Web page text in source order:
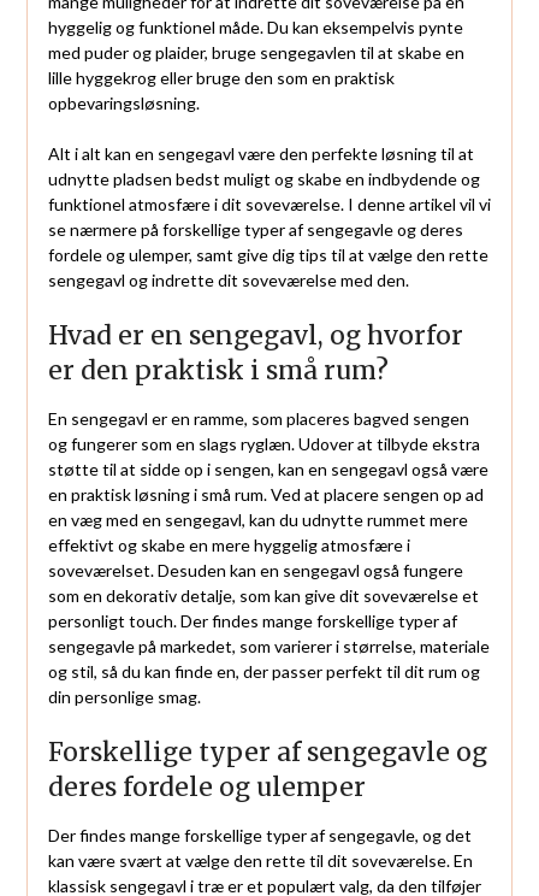
hyggelig og funktionel måde. Du kan eksempelvis pynte
med puder og plaider, bruge sengegavlen til at skabe en
lille hyggekrog eller bruge den som en praktisk
opbevaringsløsning.
Alt i alt kan en sengegavl være den perfekte løsning til at
udnytte pladsen bedst muligt og skabe en indbydende og
funktionel atmosfære i dit soveværelse. I denne artikel vil vi
se nærmere på forskellige typer af sengegavle og deres
fordele og ulemper, samt give dig tips til at vælge den rette
sengegavl og indrette dit soveværelse med den.
Hvad er en sengegavl, og hvorfor
er den praktisk i små rum?
En sengegavl er en ramme, som placeres bagved sengen
og fungerer som en slags ryglæn. Udover at tilbyde ekstra
støtte til at sidde op i sengen, kan en sengegavl også være
en praktisk løsning i små rum. Ved at placere sengen op ad
en væg med en sengegavl, kan du udnytte rummet mere
effektivt og skabe en mere hyggelig atmosfære i
soveværelset. Desuden kan en sengegavl også fungere
som en dekorativ detalje, som kan give dit soveværelse et
personligt touch. Der findes mange forskellige typer af
sengegavle på markedet, som varierer i størrelse, materiale
og stil, så du kan finde en, der passer perfekt til dit rum og
din personlige smag.
Forskellige typer af sengegavle og
deres fordele og ulemper
Der findes mange forskellige typer af sengegavle, og det
kan være svært at vælge den rette til dit soveværelse. En
klassisk sengegavl i træ er et populært valg, da den tilføjer